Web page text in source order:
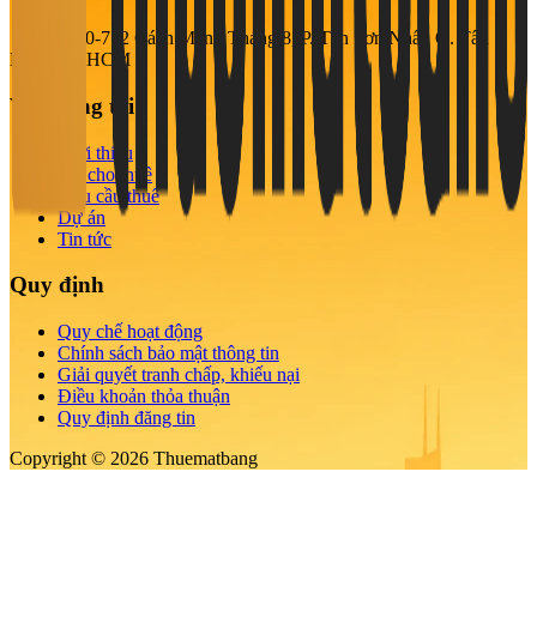
708-710-712 Cách Mạng Tháng 8, P. Tân Sơn Nhất, Q. Tân
Bình, TP. HCM
Về chúng tôi
Giới thiệu
Tin cho thuê
Nhu cầu thuê
Dự án
Tin tức
Quy định
Quy chế hoạt động
Chính sách bảo mật thông tin
Giải quyết tranh chấp, khiếu nại
Điều khoản thỏa thuận
Quy định đăng tin
Copyright © 2026 Thuematbang